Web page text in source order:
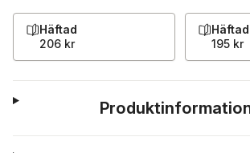
Häftad
206 kr
Häftad
195 kr